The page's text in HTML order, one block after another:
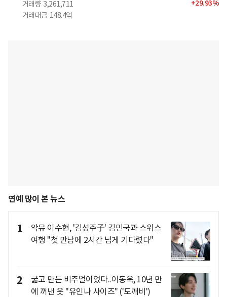
거래량 3,261,711
거래대금 148.4억
+29.93%
연예 많이 본 뉴스
1
악뮤 이수현, '김성주子' 김민국과 스위스
여행 "첫 만남에 2시간 넘게 기다렸다"
2
굶고 만든 비주얼이었다..이동욱, 10년 만
에 꺼낸 옷 "유인나 사이즈" ('도깨비')